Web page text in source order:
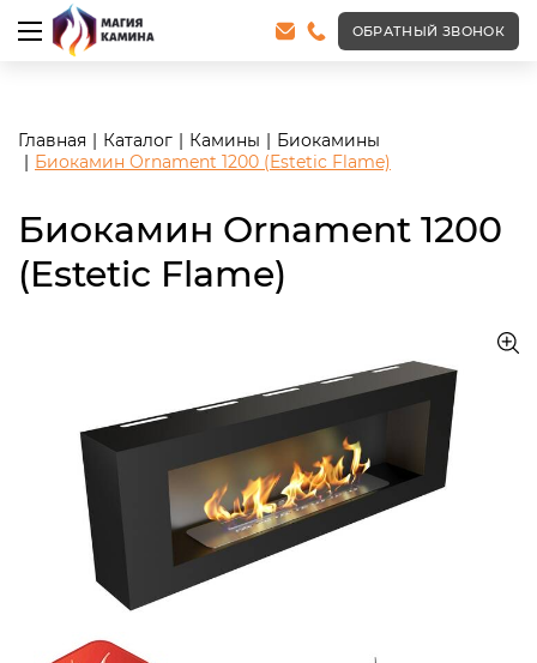
<meta name="robots" content="noindex, follow"/>
ОБРАТНЫЙ ЗВОНОК
Главная Каталог Камины
Биокамины
Биокамин Ornament 1200 (Estetic Flame)
Биокамин Ornament 1200
(Estetic Flame)